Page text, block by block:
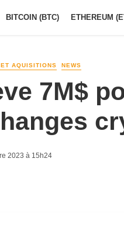
BITCOIN (BTC) ETHEREUM
AQUISITIONS NEWS
7M$
2023 à 15h24